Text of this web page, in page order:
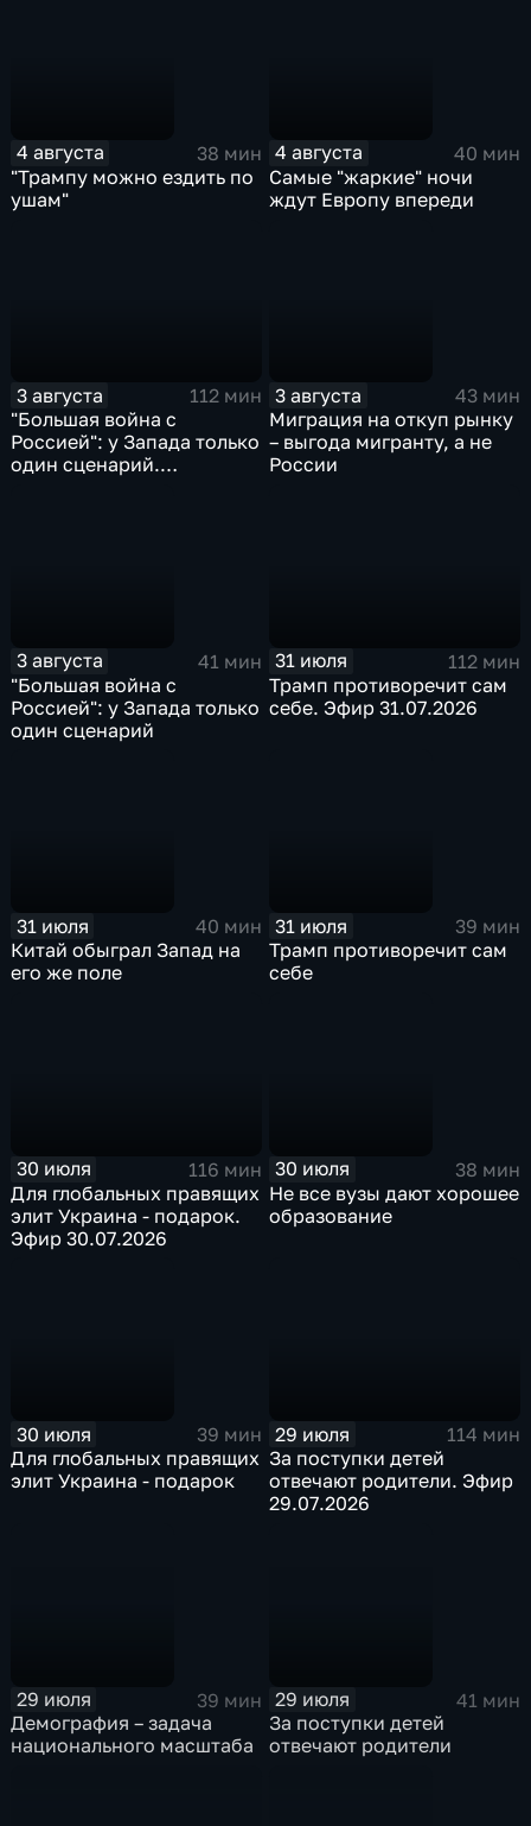
4 августа
38 мин
"Трампу можно ездить по
ушам"
4 августа
40 мин
Самые "жаркие" ночи
ждут Европу впереди
3 августа
112 мин
"Большая война с
Россией": у Запада только
один сценарий.
3 августа
43 мин
Миграция на откуп рынку
– выгода мигранту, а не
России
3 августа
41 мин
"Большая война с
Россией": у Запада только
один сценарий
31 июля
112 мин
Трамп противоречит сам
себе. Эфир 31.07.2026
31 июля
40 мин
Китай обыграл Запад на
его же поле
31 июля
39 мин
Трамп противоречит сам
себе
30 июля
116 мин
Для глобальных правящих
элит Украина - подарок.
Эфир 30.07.2026
30 июля
38 мин
Не все вузы дают хорошее
образование
30 июля
39 мин
Для глобальных правящих
элит Украина - подарок
29 июля
114 мин
За поступки детей
отвечают родители. Эфир
29.07.2026
29 июля
39 мин
Демография – задача
национального масштаба
29 июля
41 мин
За поступки детей
отвечают родители